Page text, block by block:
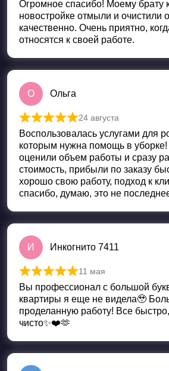
Огромное спасибо! Моему брату
новостройке отмыли и очистили
качественно. Очень приятно,
относятся к своей работе.
О Ольга
Оценка из 5
24 августа
Воспользовалась услугами для
которым нужна помощь в
оценили объем работы и сразу
стоимость, прибыли по заказу
хорошо свою работу, подход к
спасибо, думаю, это не
И Инкогнито 7411
Оценка
11 мая
Вы профессионал с большой
квартиры я еще не видела🥹
проделанную работу! Все
чисто✨❤️🫶